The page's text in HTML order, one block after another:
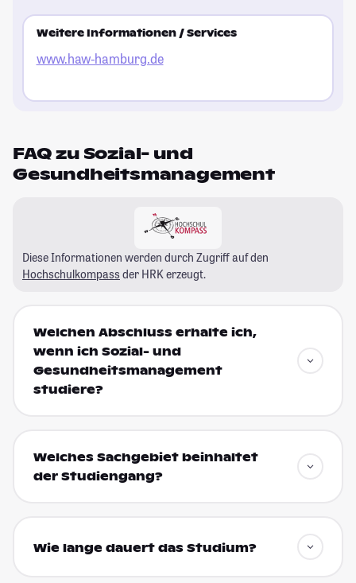
Weitere Informationen / Services
www.haw-hamburg.de
FAQ zu Sozial- und
Gesundheitsmanagement
Diese Informationen werden durch Zugriff auf den
Hochschulkompass der HRK erzeugt.
Welchen Abschluss erhalte ich,
wenn ich Sozial- und
Gesundheitsmanagement
studiere?
Welches Sachgebiet beinhaltet
der Studiengang?
Wie lange dauert das Studium?